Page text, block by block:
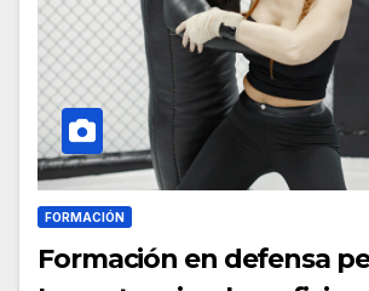
FORMACIÓN
Formación en defensa